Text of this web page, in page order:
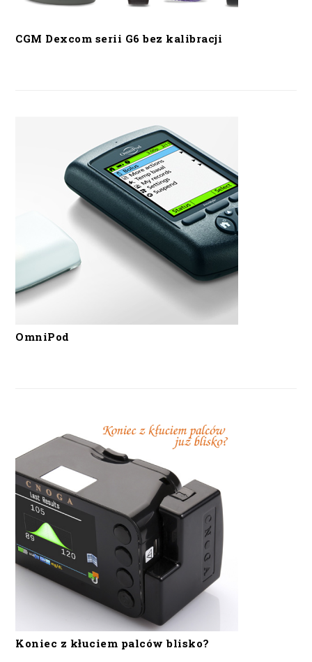
CGM Dexcom serii G6 bez kalibracji
OmniPod
Koniec z kłuciem palców blisko?